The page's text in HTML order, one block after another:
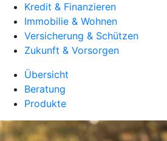
Kredit & Finanzieren
Immobilie & Wohnen
Versicherung & Schützen
Zukunft & Vorsorgen
Übersicht
Beratung
Produkte